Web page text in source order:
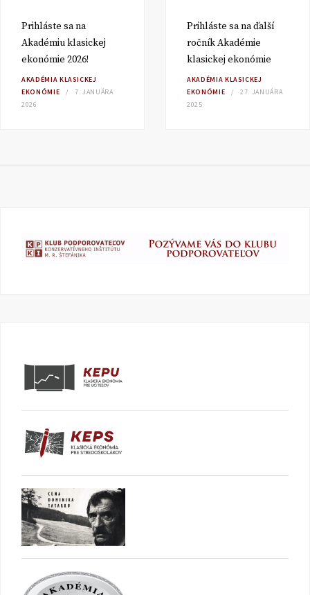
Prihláste sa na
Akadémiu klasickej
ekonómie 2026!
AKADÉMIA KLASICKEJ
EKONÓMIE
7. JANUÁRA
2026
Prihláste sa na ďalší
ročník Akadémie
klasickej ekonómie
AKADÉMIA KLASICKEJ
EKONÓMIE
27. JANUÁRA
2025